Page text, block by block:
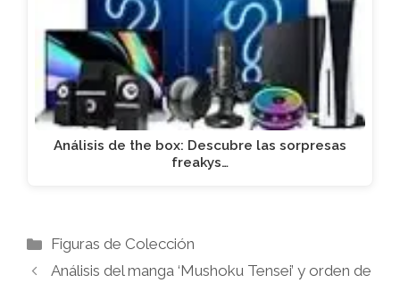
Análisis de the box: Descubre las sorpresas
freakys…
Categorías
Figuras de Colección
Análisis del manga ‘Mushoku Tensei’ y orden de